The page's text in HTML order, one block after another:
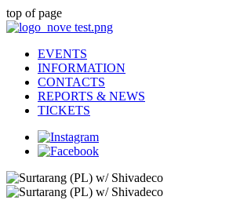
top of page
EVENTS
INFORMATION
CONTACTS
REPORTS & NEWS
TICKETS